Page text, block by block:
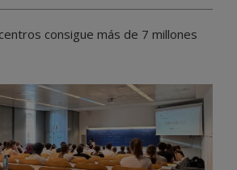
consigue más de 7 millones